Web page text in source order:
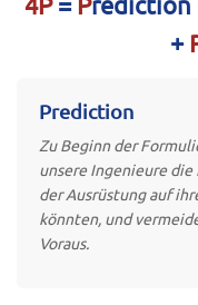
+
Prediction
Zu Beginn der
unsere Ingenieure
der Ausrüstung auf
könnten, und
Voraus.